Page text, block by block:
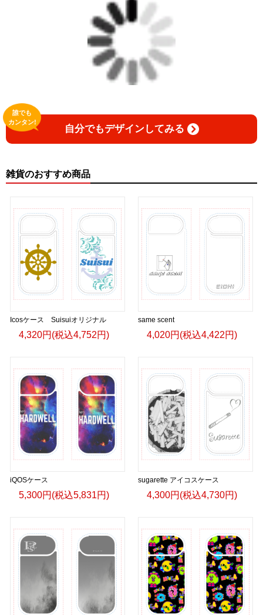
自分でもデザインしてみる
誰でも
カンタン!
雑貨のおすすめ商品
Icosケース Suisuiオリジナル
4,320円(税込4,752円)
same scent
4,020円(税込4,422円)
iQOSケース
5,300円(税込5,831円)
sugarette アイコスケース
4,300円(税込4,730円)